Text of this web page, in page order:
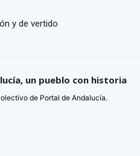
y de vertido
un pueblo con historia
de Portal de Andalucía.